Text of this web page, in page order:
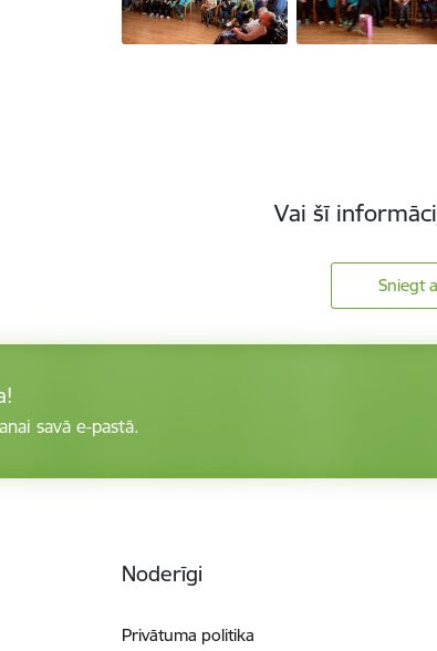
Vai šī
Sniegt
savā e-pastā.
Noderīgi
Privātuma politika